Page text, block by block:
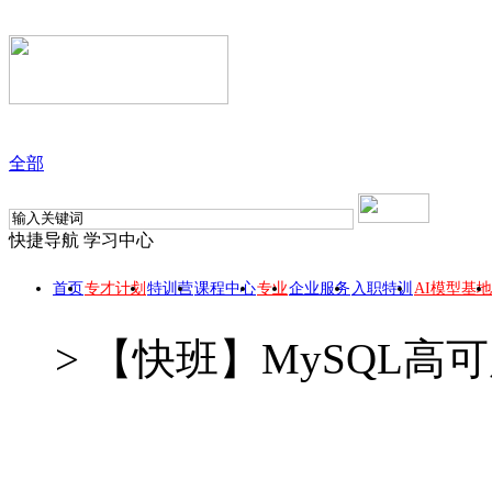
全部
快捷导航 学习中心
首页专才计划 特训营课程中心专业企业服务 入职特训 AI模型基地
> 【快班】MySQL高